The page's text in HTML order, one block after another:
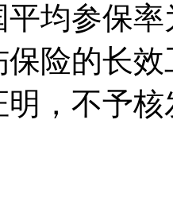
均参保率
险的长
，不予